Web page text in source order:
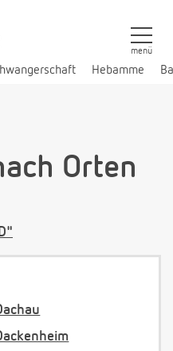
Hebamme
menü
Orten